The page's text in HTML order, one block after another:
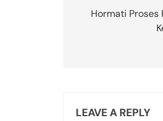
navigation
Hormati Proses
LEAVE A REPLY